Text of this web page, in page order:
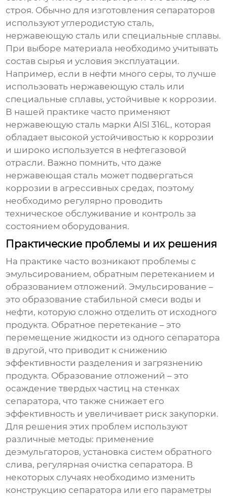
строя. Обычно для изготовления сепараторов
используют углеродистую сталь,
нержавеющую сталь или специальные сплавы.
При выборе материала необходимо учитывать
состав сырья и условия эксплуатации.
Например, если в нефти много серы, то лучше
использовать нержавеющую сталь или
специальные сплавы, устойчивые к коррозии.
В нашей практике часто применяют
нержавеющую сталь марки AISI 316L, которая
обладает высокой устойчивостью к коррозии
и широко используется в нефтегазовой
отрасли. Важно помнить, что даже
нержавеющая сталь может подвергаться
коррозии в агрессивных средах, поэтому
необходимо регулярно проводить
техническое обслуживание и контроль за
состоянием оборудования.
Практические проблемы и их решения
На практике часто возникают проблемы с
эмульсированием, обратным перетеканием и
образованием отложений. Эмульсирование –
это образование стабильной смеси воды и
нефти, которую сложно отделить от исходного
продукта. Обратное перетекание – это
перемещение жидкости из одного сепаратора
в другой, что приводит к снижению
эффективности разделения и загрязнению
продукта. Образование отложений – это
осаждение твердых частиц на стенках
сепаратора, что также снижает его
эффективность и увеличивает риск закупорки.
Для решения этих проблем используют
различные методы: применение
деэмульгаторов, установка систем обратного
слива, регулярная очистка сепаратора. В
некоторых случаях необходимо изменить
конструкцию сепаратора или его параметры